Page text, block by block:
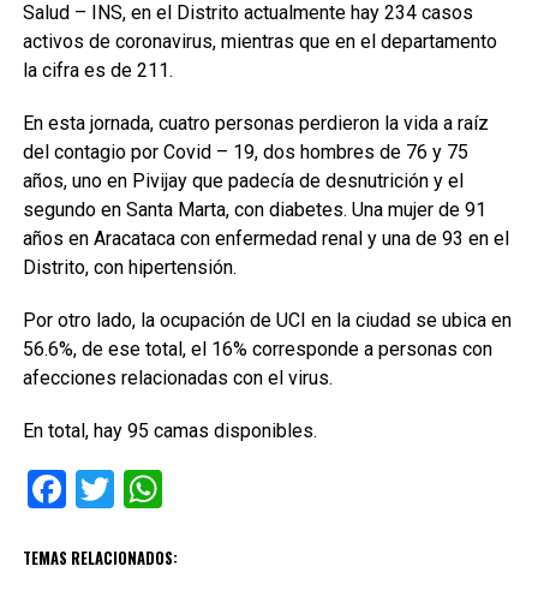
Salud – INS, en el Distrito actualmente hay 234 casos
activos de coronavirus, mientras que en el departamento
la cifra es de 211.
En esta jornada, cuatro personas perdieron la vida a raíz
del contagio por Covid – 19, dos hombres de 76 y 75
años, uno en Pivijay que padecía de desnutrición y el
segundo en Santa Marta, con diabetes. Una mujer de 91
años en Aracataca con enfermedad renal y una de 93 en el
Distrito, con hipertensión.
Por otro lado, la ocupación de UCI en la ciudad se ubica en
56.6%, de ese total, el 16% corresponde a personas con
afecciones relacionadas con el virus.
En total, hay 95 camas disponibles.
Facebook
TwitterWhatsApp
TEMAS RELACIONADOS: